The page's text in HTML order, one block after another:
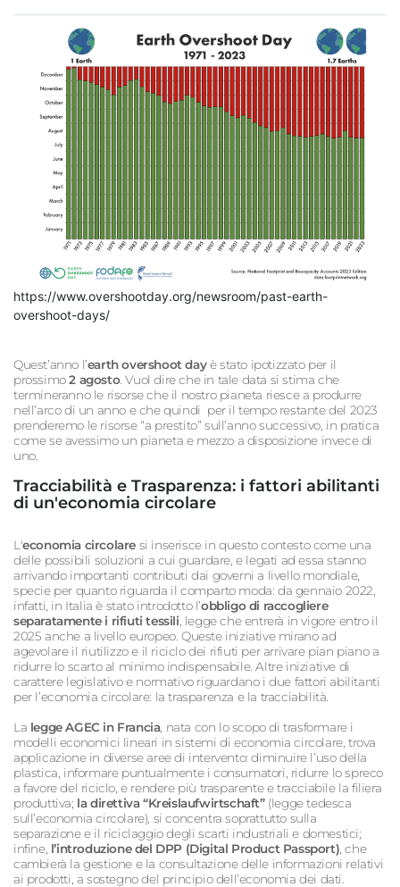
https://www.overshootday.org/newsroom/past-earth-
overshoot-days/
Quest’anno l’earth overshoot dayè stato ipotizzato per il
prossimo2 agosto. Vuol dire che in tale data si stima che
termineranno le risorse che il nostro pianeta riesce a produrre
nell’arco di un anno e che quindi per il tempo restante del 2023
prenderemo le risorse “a prestito” sull’anno successivo, in pratica
come se avessimo un pianeta e mezzo a disposizione invece di
uno.
Tracciabilità e Trasparenza: i fattori abilitanti
di un'economia circolare
L'economia circolare si inserisce in questo contesto come una
delle possibili soluzioni a cui guardare, e legati ad essa stanno
arrivando importanti contributi dai governi a livello mondiale,
specie per quanto riguarda il comparto moda: da gennaio 2022,
infatti, in Italia è stato introdotto l’obbligo di raccogliere
separatamente i rifiuti tessili , legge che entrerà in vigore entro il
2025 anche a livello europeo. Queste iniziative mirano ad
agevolare il riutilizzo e il riciclo dei rifiuti per arrivare pian piano a
ridurre lo scarto al minimo indispensabile. Altre iniziative di
carattere legislativo e normativo riguardano i due fattori abilitanti
per l’economia circolare: la trasparenza e la tracciabilità.
La legge AGEC in Francia, nata con lo scopo di trasformare i
modelli economici lineari in sistemi di economia circolare, trova
applicazione in diverse aree di intervento: diminuire l’uso della
plastica, informare puntualmente i consumatori, ridurre lo spreco
a favore del riciclo, e rendere più trasparente e tracciabile la filiera
produttiva; la direttiva “Kreislaufwirtschaft” (legge tedesca
sull’economia circolare), si concentra soprattutto sulla
separazione e il riciclaggio degli scarti industriali e domestici;
infine, l’introduzione del DPP (Digital Product Passport) , che
cambierà la gestione e la consultazione delle informazioni relativi
ai prodotti, a sostegno del principio dell’economia dei dati.